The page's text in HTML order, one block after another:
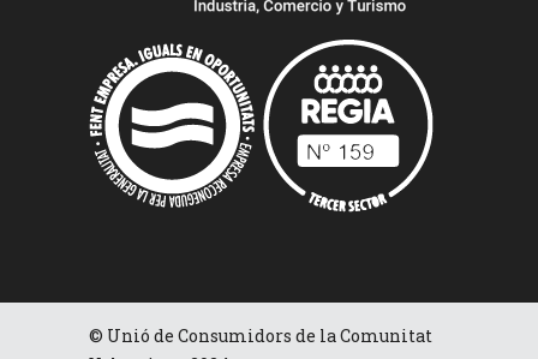
© Unió de Consumidors de la Comunitat